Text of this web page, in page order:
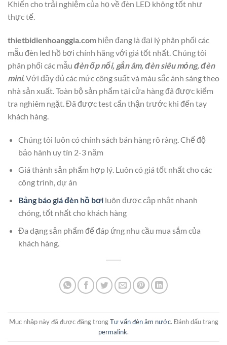
Khiến cho trải nghiệm của họ về đèn LED không tốt như
thực tế.
thietbidienhoanggia.com hiện đang là đại lý phân phối các
mẫu đèn led hồ bơi chính hãng với giá tốt nhất. Chúng tôi
phân phối các mẫu đèn ốp nổi, gắn âm, đèn siêu mỏng, đèn
mini. Với đầy đủ các mức công suất và màu sắc ánh sáng theo
nhà sản xuất. Toàn bộ sản phẩm tại cửa hàng đã được kiểm
tra nghiêm ngặt. Đã được test cẩn thận trước khi đến tay
khách hàng.
Chúng tôi luôn có chính sách bán hàng rõ ràng. Chế độ
bảo hành uy tín 2-3 năm
Giá thành sản phẩm hợp lý. Luôn có giá tốt nhất cho các
công trình, dự án
Bảng báo giá đèn hồ bơi luôn được cập nhật nhanh
chóng, tốt nhất cho khách hàng
Đa dạng sản phẩm để đáp ứng nhu cầu mua sắm của
khách hàng.
Mục nhập này đã được đăng trongTư vấn đèn âm nước. Đánh dấu trang
permalink.